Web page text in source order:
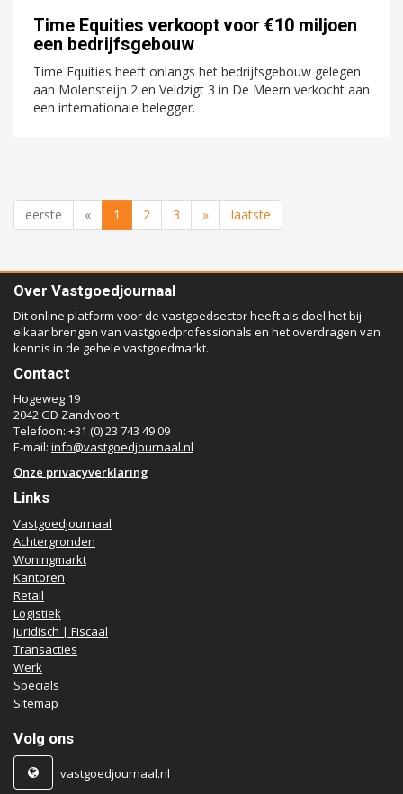
Time Equities verkoopt voor €10 miljoen
een bedrijfsgebouw
Time Equities heeft onlangs het bedrijfsgebouw gelegen
aan Molensteijn 2 en Veldzigt 3 in De Meern verkocht aan
een internationale belegger.
eerste « 1 2 3 » laatste
Over Vastgoedjournaal
Dit online platform voor de vastgoedsector heeft als doel het bij
elkaar brengen van vastgoedprofessionals en het overdragen van
kennis in de gehele vastgoedmarkt.
Contact
Hogeweg 19
2042 GD Zandvoort
Telefoon: +31 (0) 23 743 49 09
E-mail: info@vastgoedjournaal.nl
Onze privacyverklaring
Links
Vastgoedjournaal
Achtergronden
Woningmarkt
Kantoren
Retail
Logistiek
Juridisch | Fiscaal
Transacties
Werk
Specials
Sitemap
Volg ons
vastgoedjournaal.nl